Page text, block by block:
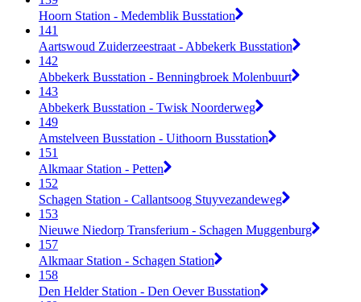
Hoorn Station - Medemblik Busstation
141
Aartswoud Zuiderzeestraat - Abbekerk Busstation
142
Abbekerk Busstation - Benningbroek Molenbuurt
143
Abbekerk Busstation - Twisk Noorderweg
149
Amstelveen Busstation - Uithoorn Busstation
151
Alkmaar Station - Petten
152
Schagen Station - Callantsoog Stuyvezandeweg
153
Nieuwe Niedorp Transferium - Schagen Muggenburg
157
Alkmaar Station - Schagen Station
158
Den Helder Station - Den Oever Busstation